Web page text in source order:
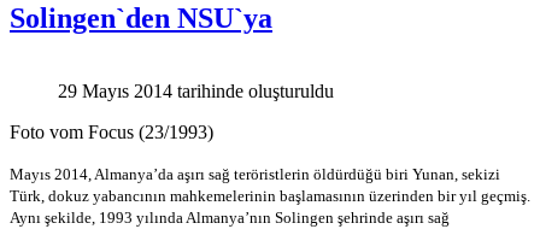
Solingen`den NSU`ya
29 Mayıs 2014 tarihinde oluşturuldu
Foto vom Focus (23/1993)
Mayıs 2014, Almanya’da aşırı sağ teröristlerin öldürdüğü biri Yunan, sekizi
Türk, dokuz yabancının mahkemelerinin başlamasının üzerinden bir yıl geçmiş.
Aynı şekilde, 1993 yılında Almanya’nın Solingen şehrinde aşırı sağ